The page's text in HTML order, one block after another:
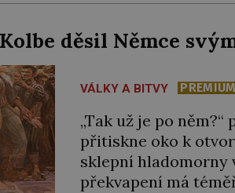
Arménie jako první
křesťanství za státní
tak roku 301 během
děsil Němce
VÁLKY A BITVY PREMIUM
„Tak už je po
přitiskne oko k
sklepní hladomorny
překvapení má